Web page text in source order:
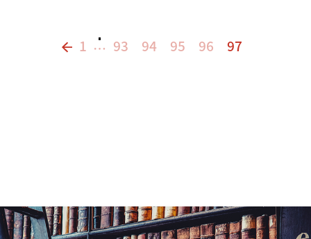
1 … 93 94 95 96 97